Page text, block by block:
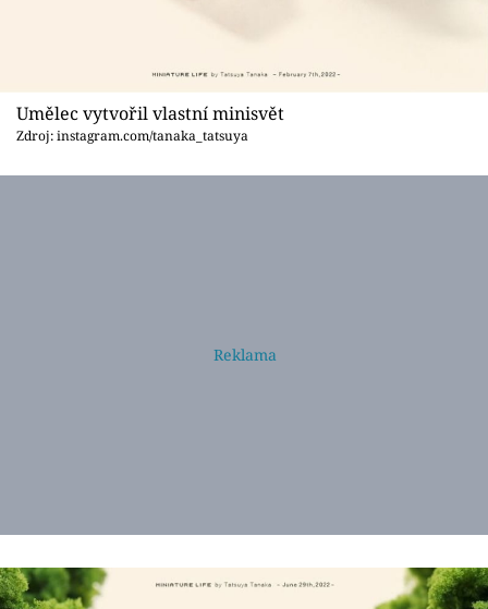
Umělec vytvořil vlastní minisvět
Zdroj: instagram.com/tanaka_tatsuya